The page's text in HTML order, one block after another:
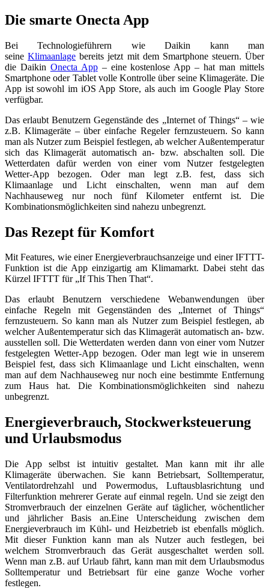
Die smarte Onecta App
Bei Technologieführern wie Daikin kann man
seineKlimaanlage bereits jetzt mit dem Smartphone steuern. Über
die Daikin Onecta App– eine kostenlose App – hat man mittels
Smartphone oder Tablet volle Kontrolle über seine Klimageräte. Die
App ist sowohl im iOS App Store, als auch im Google Play Store
verfügbar.
Das erlaubt Benutzern Gegenstände des „Internet of Things“ – wie
z.B. Klimageräte – über einfache Regeler fernzusteuern. So kann
man als Nutzer zum Beispiel festlegen, ab welcher Außentemperatur
sich das Klimagerät automatisch an- bzw. abschalten soll. Die
Wetterdaten dafür werden von einer vom Nutzer festgelegten
Wetter-App bezogen. Oder man legt z.B. fest, dass sich
Klimaanlage und Licht einschalten, wenn man auf dem
Nachhauseweg nur noch fünf Kilometer entfernt ist. Die
Kombinationsmöglichkeiten sind nahezu unbegrenzt.
Das Rezept für Komfort
Mit Features, wie einer Energieverbrauchsanzeige und einer IFTTT-
Funktion ist die App einzigartig am Klimamarkt. Dabei steht das
Kürzel IFTTT für „If This Then That“.
Das erlaubt Benutzern verschiedene Webanwendungen über
einfache Regeln mit Gegenständen des „Internet of Things“
fernzusteuern. So kann man als Nutzer zum Beispiel festlegen, ab
welcher Außentemperatur sich das Klimagerät automatisch an- bzw.
ausstellen soll. Die Wetterdaten werden dann von einer vom Nutzer
festgelegten Wetter-App bezogen. Oder man legt wie in unserem
Beispiel fest, dass sich Klimaanlage und Licht einschalten, wenn
man auf dem Nachhauseweg nur noch eine bestimmte Entfernung
zum Haus hat. Die Kombinationsmöglichkeiten sind nahezu
unbegrenzt.
Energieverbrauch, Stockwerksteuerung
und Urlaubsmodus
Die App selbst ist intuitiv gestaltet. Man kann mit ihr alle
Klimageräte überwachen. Sie kann Betriebsart, Solltemperatur,
Ventilatordrehzahl und Powermodus, Luftausblasrichtung und
Filterfunktion mehrerer Gerate auf einmal regeln. Und sie zeigt den
Stromverbrauch der einzelnen Geräte auf täglicher, wöchentlicher
und jährlicher Basis an.Eine Unterscheidung zwischen dem
Energieverbrauch im Kühl- und Heizbetrieb ist ebenfalls möglich.
Mit dieser Funktion kann man als Nutzer auch festlegen, bei
welchem Stromverbrauch das Gerät ausgeschaltet werden soll.
Wenn man z.B. auf Urlaub fährt, kann man mit dem Urlaubsmodus
Solltemperatur und Betriebsart für eine ganze Woche vorher
festlegen.